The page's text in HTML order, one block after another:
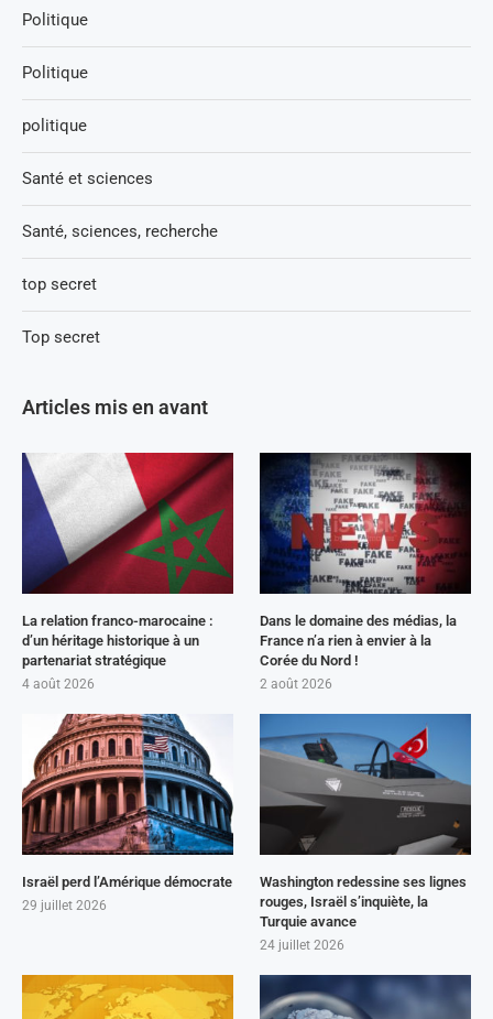
Politique
Politique
politique
Santé et sciences
Santé, sciences, recherche
top secret
Top secret
Articles mis en avant
La relation franco-marocaine :
d’un héritage historique à un
partenariat stratégique
4 août 2026
Dans le domaine des médias, la
France n’a rien à envier à la
Corée du Nord !
2 août 2026
Israël perd l’Amérique démocrate
29 juillet 2026
Washington redessine ses lignes
rouges, Israël s’inquiète, la
Turquie avance
24 juillet 2026